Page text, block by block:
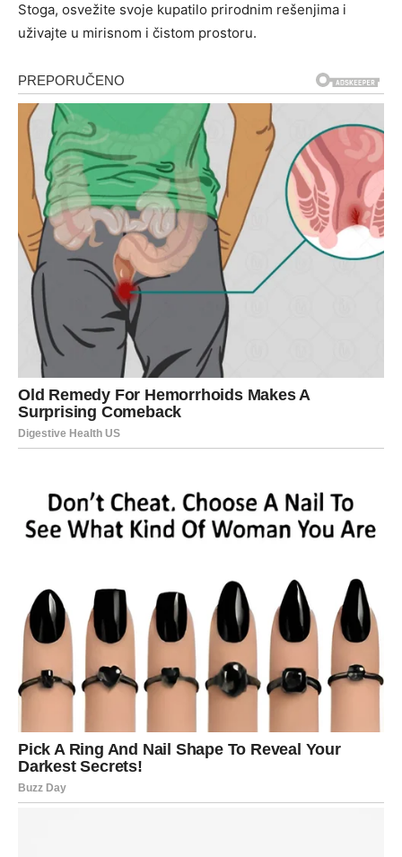
Stoga, osvežite svoje kupatilo prirodnim rešenjima i
uživajte u mirisnom i čistom prostoru.